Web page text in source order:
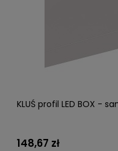
KLUŚ profil LED BOX -
148,67 zł